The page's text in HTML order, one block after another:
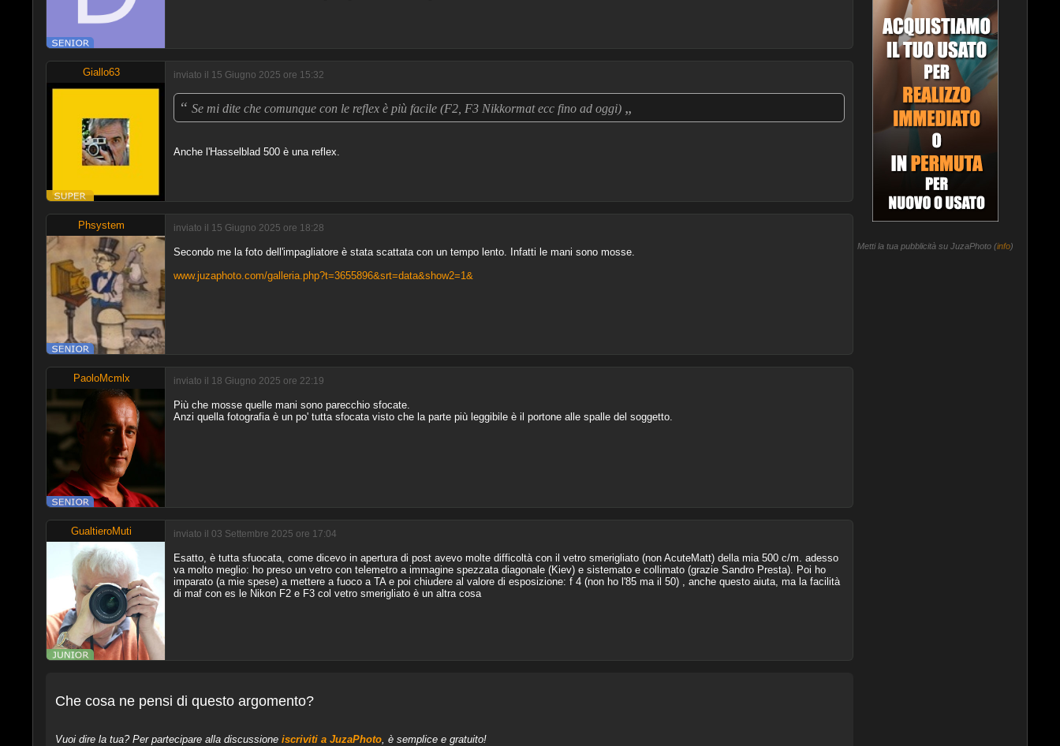
Giallo63 inviato il 15 Giugno 2025 ore 15:32
“ Se mi dite che comunque con le reflex è più facile (F2, F3 Nikkormat ecc fino ad oggi) „
Anche l'Hasselblad 500 è una reflex.
Phsystem inviato il 15 Giugno 2025 ore 18:28
Secondo me la foto dell'impagliatore è stata scattata con un tempo lento. Infatti le mani sono mosse.
www.juzaphoto.com/galleria.php?t=3655896&srt=data&show2=1&
PaoloMcmlx inviato il 18 Giugno 2025 ore 22:19
Più che mosse quelle mani sono parecchio sfocate.
Anzi quella fotografia è un po' tutta sfocata visto che la parte più leggibile è il portone alle spalle del soggetto.
GualtieroMuti inviato il 03 Settembre 2025 ore 17:04
Esatto, è tutta sfuocata, come dicevo in apertura di post avevo molte difficoltà con il vetro smerigliato (non AcuteMatt) della mia 500 c/m. adesso
va molto meglio: ho preso un vetro con telemetro a immagine spezzata diagonale (Kiev) e sistemato e collimato (grazie Sandro Presta). Poi ho
imparato (a mie spese) a mettere a fuoco a TA e poi chiudere al valore di esposizione: f 4 (non ho l'85 ma il 50) , anche questo aiuta, ma la facilità
di maf con es le Nikon F2 e F3 col vetro smerigliato è un altra cosa
Che cosa ne pensi di questo argomento?
Vuoi dire la tua? Per partecipare alla discussione iscriviti a JuzaPhoto, è semplice e gratuito!
Metti la tua pubblicità su JuzaPhoto (info)